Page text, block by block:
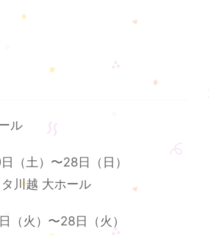
ル
（土）〜28日（日）
川越 大ホール
（火）〜28日（火）